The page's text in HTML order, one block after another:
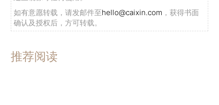
如有意愿转载，请发邮件至hello@caixin.com ，获得书面
确认及授权后，方可转载。
推荐阅读